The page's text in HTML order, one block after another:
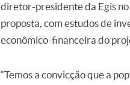
diretor-presidente da Egis
proposta, com estudos de
econômico-financeira do
“Temos a convicção que a